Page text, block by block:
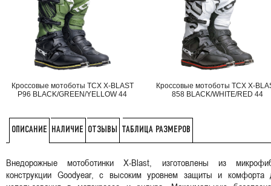
Кроссовые мотоботы TCX X-BLAST
P96 BLACK/GREEN/YELLOW 44
Кроссовые мотоботы TCX X-
858 BLACK/WHITE/RED 44
ОПИСАНИЕ НАЛИЧИЕ ОТЗЫВЫ ТАБЛИЦА РАЗМЕРОВ
Внедорожные мотоботинки X-Blast, изготовлены из
конструкции Goodyear, с высоким уровнем защиты и комфорта